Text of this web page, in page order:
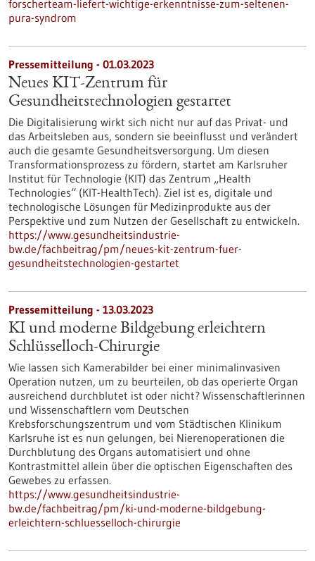
forscherteam-liefert-wichtige-erkenntnisse-zum-seltenen-
pura-syndrom
Pressemitteilung - 01.03.2023
Neues KIT-Zentrum für
Gesundheitstechnologien gestartet
Die Digitalisierung wirkt sich nicht nur auf das Privat- und
das Arbeitsleben aus, sondern sie beeinflusst und verändert
auch die gesamte Gesundheitsversorgung. Um diesen
Transformationsprozess zu fördern, startet am Karlsruher
Institut für Technologie (KIT) das Zentrum „Health
Technologies“ (KIT-HealthTech). Ziel ist es, digitale und
technologische Lösungen für Medizinprodukte aus der
Perspektive und zum Nutzen der Gesellschaft zu entwickeln.
https://www.gesundheitsindustrie-
bw.de/fachbeitrag/pm/neues-kit-zentrum-fuer-
gesundheitstechnologien-gestartet
Pressemitteilung - 13.03.2023
KI und moderne Bildgebung erleichtern
Schlüsselloch-Chirurgie
Wie lassen sich Kamerabilder bei einer minimalinvasiven
Operation nutzen, um zu beurteilen, ob das operierte Organ
ausreichend durchblutet ist oder nicht? Wissenschaftlerinnen
und Wissenschaftlern vom Deutschen
Krebsforschungszentrum und vom Städtischen Klinikum
Karlsruhe ist es nun gelungen, bei Nierenoperationen die
Durchblutung des Organs automatisiert und ohne
Kontrastmittel allein über die optischen Eigenschaften des
Gewebes zu erfassen.
https://www.gesundheitsindustrie-
bw.de/fachbeitrag/pm/ki-und-moderne-bildgebung-
erleichtern-schluesselloch-chirurgie